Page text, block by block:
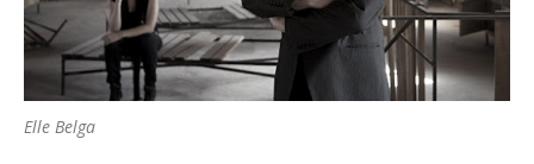
Elle Belga